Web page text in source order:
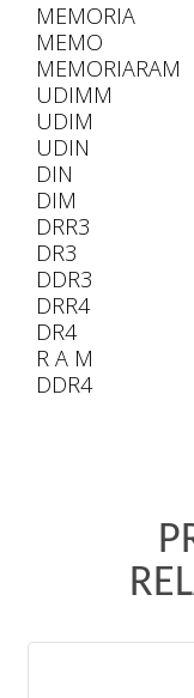
MEMORIA
MEMO
MEMORIARAM
UDIMM
UDIM
UDIN
DIN
DIM
DRR3
DR3
DDR3
DRR4
DR4
R A M
DDR4